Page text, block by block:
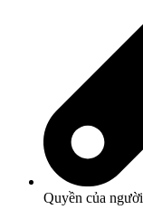
Quyền của